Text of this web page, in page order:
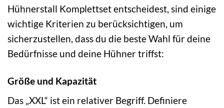
Hühnerstall Komplettset entscheidest, sind einige
wichtige Kriterien zu berücksichtigen, um
sicherzustellen, dass du die beste Wahl für deine
Bedürfnisse und deine Hühner triffst:
Größe und Kapazität
Das „XXL“ ist ein relativer Begriff. Definiere